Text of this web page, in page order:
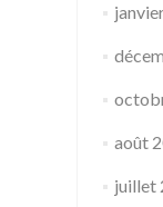
août
juillet